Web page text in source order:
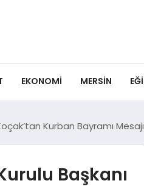
EKONOMI MERSIN
Kurban Bayramı Mesajı
Başkanı